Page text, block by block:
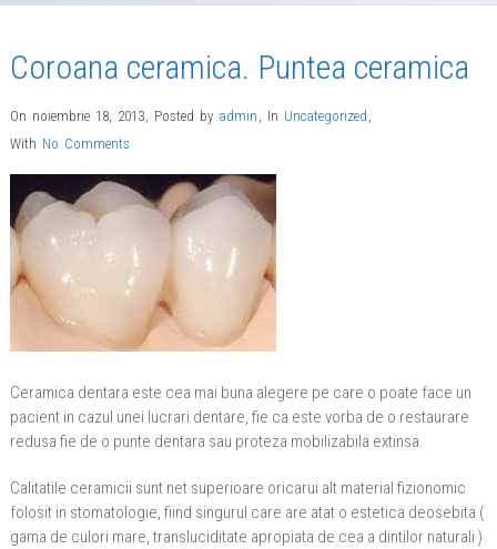
Coroana ceramica. Puntea ceramica
On noiembrie 18, 2013, Posted by admin , In Uncategorized ,
With No Comments
Ceramica dentara este cea mai buna alegere pe care o poate face un
pacient in cazul unei lucrari dentare, fie ca este vorba de o restaurare
redusa fie de o punte dentara sau proteza mobilizabila extinsa.
Calitatile ceramicii sunt net superioare oricarui alt material fizionomic
folosit in stomatologie, fiind singurul care are atat o estetica deosebita (
gama de culori mare, transluciditate apropiata de cea a dintilor naturali )